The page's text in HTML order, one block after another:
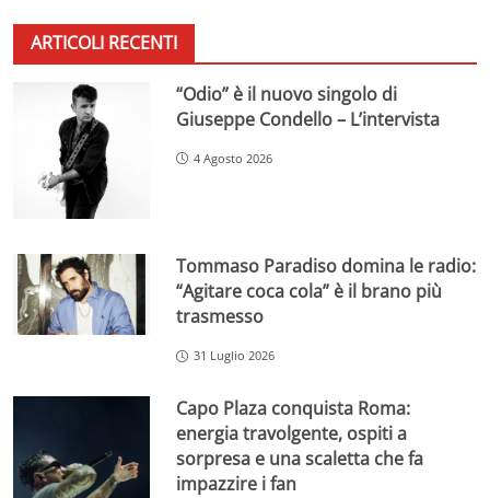
ARTICOLI RECENTI
“Odio” è il nuovo singolo di
Giuseppe Condello – L’intervista
4 Agosto 2026
Tommaso Paradiso domina le radio:
“Agitare coca cola” è il brano più
trasmesso
31 Luglio 2026
Capo Plaza conquista Roma:
energia travolgente, ospiti a
sorpresa e una scaletta che fa
impazzire i fan